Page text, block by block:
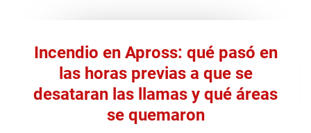
Incendio en Apross: qué pasó en
las horas previas a que se
desataran las llamas y qué áreas
se quemaron